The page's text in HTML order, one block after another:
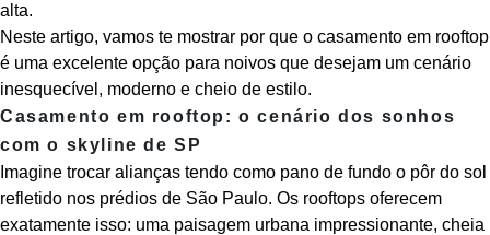
alta.
Neste artigo, vamos te mostrar por que o casamento em rooftop
é uma excelente opção para noivos que desejam um cenário
inesquecível, moderno e cheio de estilo.
Casamento em rooftop: o cenário dos sonhos
com o skyline de SP
Imagine trocar alianças tendo como pano de fundo o pôr do sol
refletido nos prédios de São Paulo. Os rooftops oferecem
exatamente isso: uma paisagem urbana impressionante, cheia